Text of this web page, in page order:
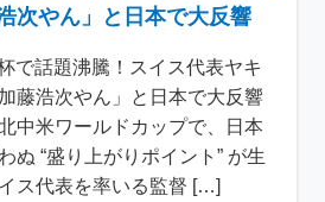
次やん」と日本で大反響
で話題沸騰！スイス代表ヤキ
藤浩次やん」と日本で大反響
中米ワールドカップで、日本
ぬ “盛り上がりポイント” が生
ス代表を率いる監督 […]